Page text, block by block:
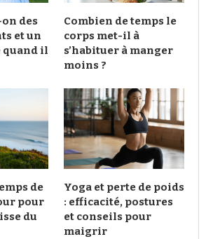
des
et un
quand il
Combien de temps le
corps met-il à
s’habituer à manger
moins ?
de
pour
du
Yoga et perte de poids
: efficacité, postures
et conseils pour
maigrir